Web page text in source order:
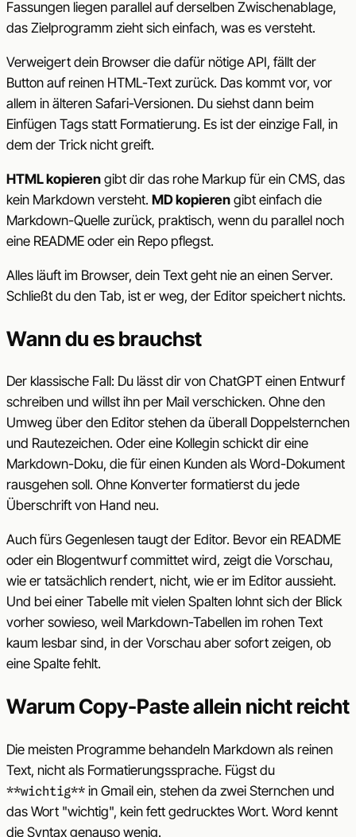
Fassungen liegen parallel auf derselben Zwischenablage,
das Zielprogramm zieht sich einfach, was es versteht.
Verweigert dein Browser die dafür nötige API, fällt der
Button auf reinen HTML-Text zurück. Das kommt vor, vor
allem in älteren Safari-Versionen. Du siehst dann beim
Einfügen Tags statt Formatierung. Es ist der einzige Fall, in
dem der Trick nicht greift.
HTML kopieren gibt dir das rohe Markup für ein CMS, das
kein Markdown versteht. MD kopieren gibt einfach die
Markdown-Quelle zurück, praktisch, wenn du parallel noch
eine README oder ein Repo pflegst.
Alles läuft im Browser, dein Text geht nie an einen Server.
Schließt du den Tab, ist er weg, der Editor speichert nichts.
Wann du es brauchst
Der klassische Fall: Du lässt dir von ChatGPT einen Entwurf
schreiben und willst ihn per Mail verschicken. Ohne den
Umweg über den Editor stehen da überall Doppelsternchen
und Rautezeichen. Oder eine Kollegin schickt dir eine
Markdown-Doku, die für einen Kunden als Word-Dokument
rausgehen soll. Ohne Konverter formatierst du jede
Überschrift von Hand neu.
Auch fürs Gegenlesen taugt der Editor. Bevor ein README
oder ein Blogentwurf committet wird, zeigt die Vorschau,
wie er tatsächlich rendert, nicht, wie er im Editor aussieht.
Und bei einer Tabelle mit vielen Spalten lohnt sich der Blick
vorher sowieso, weil Markdown-Tabellen im rohen Text
kaum lesbar sind, in der Vorschau aber sofort zeigen, ob
eine Spalte fehlt.
Warum Copy-Paste allein nicht reicht
Die meisten Programme behandeln Markdown als reinen
Text, nicht als Formatierungssprache. Fügst du
**wichtig** in Gmail ein, stehen da zwei Sternchen und
das Wort "wichtig", kein fett gedrucktes Wort. Word kennt
die Syntax genauso wenig.